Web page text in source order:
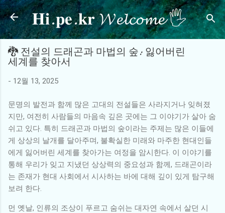
기본 콘텐츠로 건너뛰기
𝐇𝐢.𝐩𝐞.𝐤𝐫 𝓦𝓮𝓵𝓬𝓸𝓶𝓮 🖐
🐉 전설의 드래곤과 마법의 숲: 잃어버린
세계를 찾아서
- 12월 13, 2025
문명의 발전과 함께 많은 고대의 전설들은 사라지거나 잊혀졌
지만, 여전히 사람들의 마음속 깊은 곳에는 그 이야기가 살아 숨
쉬고 있다. 특히 드래곤과 마법의 숲이라는 주제는 많은 이들에
게 상상의 날개를 달아주며, 불확실한 미래와 마주한 현대인들
에게 잃어버린 세계를 찾아가는 여정을 암시한다. 이 이야기를
통해 우리가 잊고 지냈던 상상력의 중요성과 함께, 드래곤이라
는 존재가 현대 사회에서 시사하는 바에 대해 깊이 있게 탐구해
보려 한다.
먼 옛날, 인류의 조상이 푸르고 숨쉬는 대자연 속에서 살던 시